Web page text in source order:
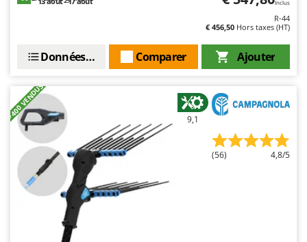
Inclus
R-44
€ 456,50 Hors taxes (HT)
Ajouter
Comparer
Données techniques
+400 VENDUS 9,1
(56) 4,8/5